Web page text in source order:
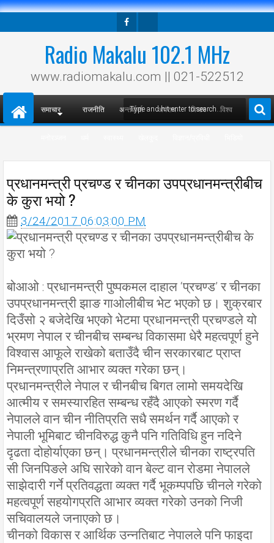
Radio Makalu 102.1 MHz
www.radiomakalu.com || 021-522512
समाचार राजनीति अन्तर्वार्ता अपराध विचार विश्व
प्रधानमन्त्री प्रचण्ड र चीनका उपप्रधानमन्त्रीबीच
के कुरा भयो ?
3/24/2017 06:03:00 PM
बोआओ : प्रधानमन्त्री पुष्पकमल दाहाल ‘प्रचण्ड’ र चीनका
उपप्रधानमन्त्री झाङ गाओलीबीच भेट भएको छ। शुक्रबार
दिउँसो २ बजेदेखि भएको भेटमा प्रधानमन्त्री प्रचण्डले यो
भ्रमण नेपाल र चीनबीच सम्बन्ध विकासमा धेरै महत्वपूर्ण हुने
विश्वास आफूले राखेको बताउँदै चीन सरकारबाट प्राप्त
निमन्त्रणाप्रति आभार व्यक्त गरेका छन्।
प्रधानमन्त्रीले नेपाल र चीनबीच बिगत लामो समयदेखि
आत्मीय र समस्यारहित सम्बन्ध रहँदै आएको स्मरण गर्दै
नेपालले वान चीन नीतिप्रति सधै समर्थन गर्दै आएको र
नेपाली भूमिबाट चीनविरुद्ध कुनै पनि गतिविधि हुन नदिने
दृढता दोहोर्याएका छन्। प्रधानमन्त्रीले चीनका राष्ट्रपति
सी जिनपिङले अघि सारेको वान बेल्ट वान रोडमा नेपालले
साझेदारी गर्ने प्रतिवद्धता व्यक्त गर्दै भूकम्पपछि चीनले गरेको
महत्वपूर्ण सहयोगप्रति आभार व्यक्त गरेको उनको निजी
सचिवालयले जनाएको छ।
चीनको विकास र आर्थिक उन्नतिबाट नेपालले पनि फाइदा